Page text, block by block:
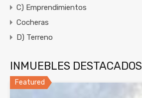
C) Emprendimientos
Cocheras
D) Terreno
INMUEBLES DESTACADOS
Featured